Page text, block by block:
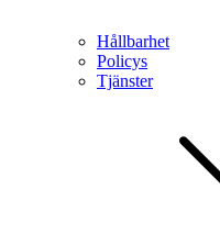
Hållbarhet
Policys
Tjänster